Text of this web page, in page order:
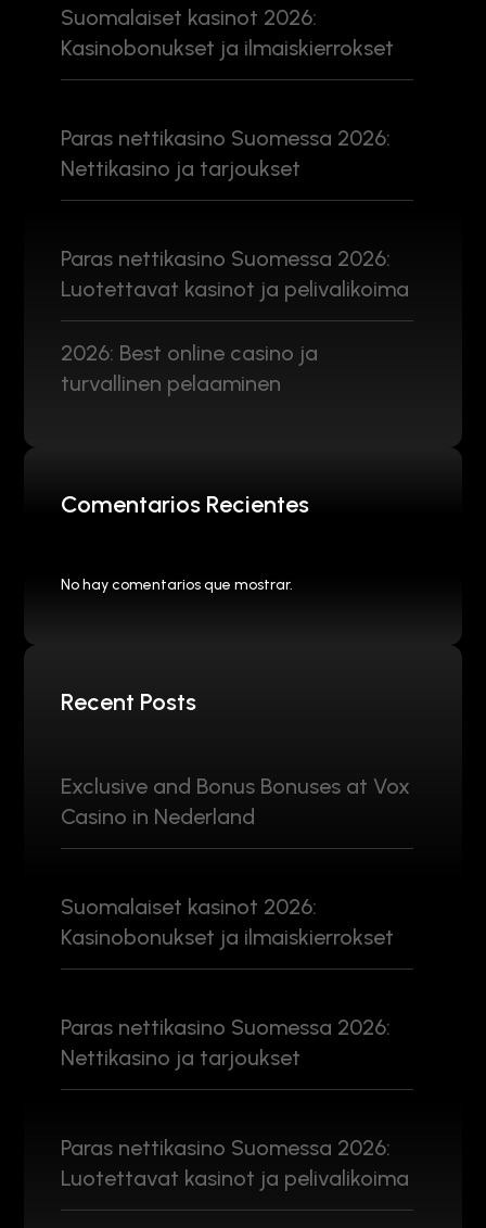
Suomalaiset kasinot 2026:
Kasinobonukset ja ilmaiskierrokset
Paras nettikasino Suomessa 2026:
Nettikasino ja tarjoukset
Paras nettikasino Suomessa 2026:
Luotettavat kasinot ja pelivalikoima
2026: Best online casino ja
turvallinen pelaaminen
Comentarios Recientes
No hay comentarios que mostrar.
Recent Posts
Exclusive and Bonus Bonuses at Vox
Casino in Nederland
Suomalaiset kasinot 2026:
Kasinobonukset ja ilmaiskierrokset
Paras nettikasino Suomessa 2026:
Nettikasino ja tarjoukset
Paras nettikasino Suomessa 2026:
Luotettavat kasinot ja pelivalikoima